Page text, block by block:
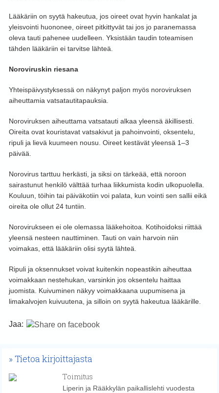
Lääkäriin on syytä hakeutua, jos oireet ovat hyvin hankalat ja
yleisvointi huononee, oireet pitkittyvät tai jos jo paranemassa
oleva tauti pahenee uudelleen. Yksistään taudin toteamisen
tähden lääkäriin ei tarvitse lähteä.
Noroviruskin riesana
Yhteispäivystyksessä on näkynyt paljon myös noroviruksen
aiheuttamia vatsatautitapauksia.
Noroviruksen aiheuttama vatsatauti alkaa yleensä äkillisesti.
Oireita ovat kouristavat vatsakivut ja pahoinvointi, oksentelu,
ripuli ja lievä kuumeen nousu. Oireet kestävät yleensä 1–3
päivää.
Norovirus tarttuu herkästi, ja siksi on tärkeää, että noroon
sairastunut henkilö välttää turhaa liikkumista kodin ulkopuolella.
Kouluun, töihin tai päiväkotiin voi palata, kun vointi sen sallii eikä
oireita ole ollut 24 tuntiin.
Norovirukseen ei ole olemassa lääkehoitoa. Kotihoidoksi riittää
yleensä nesteen nauttiminen. Tauti on vain harvoin niin
voimakas, että lääkäriin olisi syytä lähteä.
Ripuli ja oksennukset voivat kuitenkin nopeastikin aiheuttaa
voimakkaan nestehukan, varsinkin jos oksentelu haittaa
juomista. Kuivuminen näkyy voimakkaana uupumisena ja
limakalvojen kuivuutena, ja silloin on syytä hakeutua lääkärille.
Jaa:
Tietoa kirjoittajasta
Toimitus
Liperin ja Rääkkylän paikallislehti vuodesta